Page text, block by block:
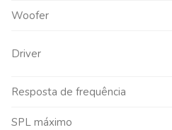
Woofer
Driver
Resposta de frequência
SPL máximo